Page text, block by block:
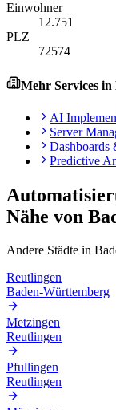
Einwohner
12.751
PLZ
72574
Mehr Services in
AI
Server
Dashboards
Predictive
Nähe von
Andere Städte in
Reutlingen
Baden-Württemberg
Metzingen
Reutlingen
Pfullingen
Reutlingen